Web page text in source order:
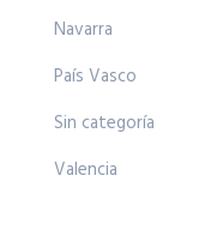
Navarra
País Vasco
Sin categoría
Valencia